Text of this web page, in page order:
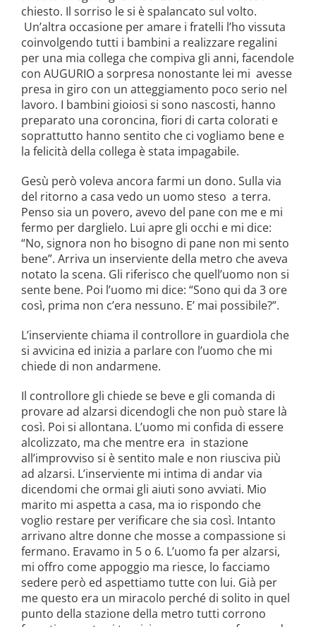
chiesto. Il sorriso le si è spalancato sul volto.
Un’altra occasione per amare i fratelli l’ho vissuta
coinvolgendo tutti i bambini a realizzare regalini
per una mia collega che compiva gli anni, facendole
con AUGURIO a sorpresa nonostante lei mi avesse
presa in giro con un atteggiamento poco serio nel
lavoro. I bambini gioiosi si sono nascosti, hanno
preparato una coroncina, fiori di carta colorati e
soprattutto hanno sentito che ci vogliamo bene e
la felicità della collega è stata impagabile.
Gesù però voleva ancora farmi un dono. Sulla via
del ritorno a casa vedo un uomo steso a terra.
Penso sia un povero, avevo del pane con me e mi
fermo per darglielo. Lui apre gli occhi e mi dice:
“No, signora non ho bisogno di pane non mi sento
bene”. Arriva un inserviente della metro che aveva
notato la scena. Gli riferisco che quell’uomo non si
sente bene. Poi l’uomo mi dice: “Sono qui da 3 ore
così, prima non c’era nessuno. E’ mai possibile?”.
L’inserviente chiama il controllore in guardiola che
si avvicina ed inizia a parlare con l’uomo che mi
chiede di non andarmene.
Il controllore gli chiede se beve e gli comanda di
provare ad alzarsi dicendogli che non può stare là
così. Poi si allontana. L’uomo mi confida di essere
alcolizzato, ma che mentre era in stazione
all’improvviso si è sentito male e non riusciva più
ad alzarsi. L’inserviente mi intima di andar via
dicendomi che ormai gli aiuti sono avviati. Mio
marito mi aspetta a casa, ma io rispondo che
voglio restare per verificare che sia così. Intanto
arrivano altre donne che mosse a compassione si
fermano. Eravamo in 5 o 6. L’uomo fa per alzarsi,
mi offro come appoggio ma riesce, lo facciamo
sedere però ed aspettiamo tutte con lui. Già per
me questo era un miracolo perché di solito in quel
punto della stazione della metro tutti corrono